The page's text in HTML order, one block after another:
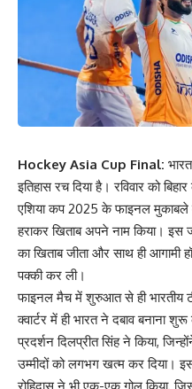
Hockey Asia Cup Final:
इतिहास रच दिया है। रविवार को
एशिया कप 2025 के फाइनल मुकाबले
हराकर खिताब अपने नाम किया। इस
का खिताब जीता और साथ ही आगामी
पक्की कर ली।
फाइनल मैच में शुरुआत से ही भारतीय
क्वार्टर में ही भारत ने दबाव बनाना
प्रदर्शन दिलप्रीत सिंह ने किया,
उम्मीदों को लगभग खत्म कर दिया।